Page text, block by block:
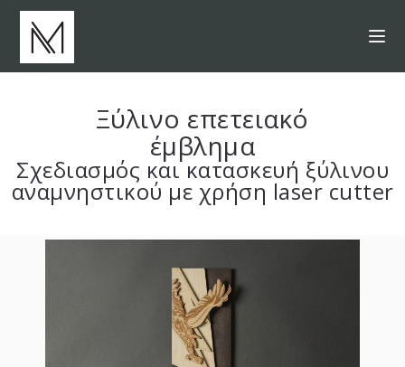
Ξύλινο επετειακό
έμβλημα
Σχεδιασμός και κατασκευή ξύλινου
αναμνηστικού με χρήση laser cutter